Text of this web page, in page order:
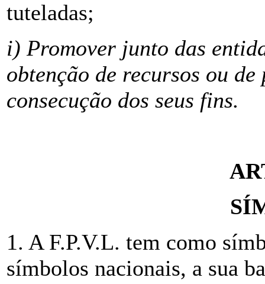
tuteladas;
i) Promover junto das
obtenção de recursos ou
consecução dos seus fins.
1. A F.P.V.L. tem como
símbolos nacionais, a sua